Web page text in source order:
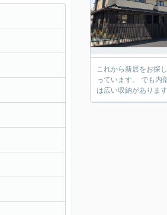
これから新居をお探
っています。 でも内
は広い収納がありま